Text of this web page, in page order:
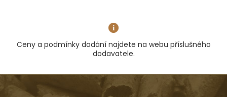
Ceny a podmínky dodání najdete na webu příslušného
dodavatele.